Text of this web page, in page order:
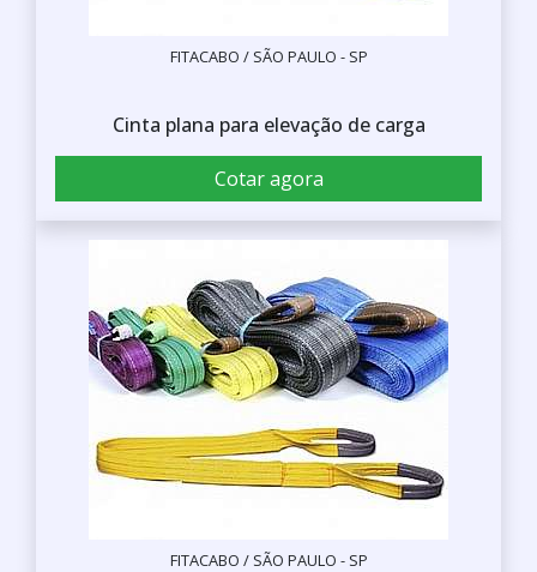
FITACABO / SÃO PAULO - SP
Cinta plana para elevação de carga
Cotar agora
FITACABO / SÃO PAULO - SP